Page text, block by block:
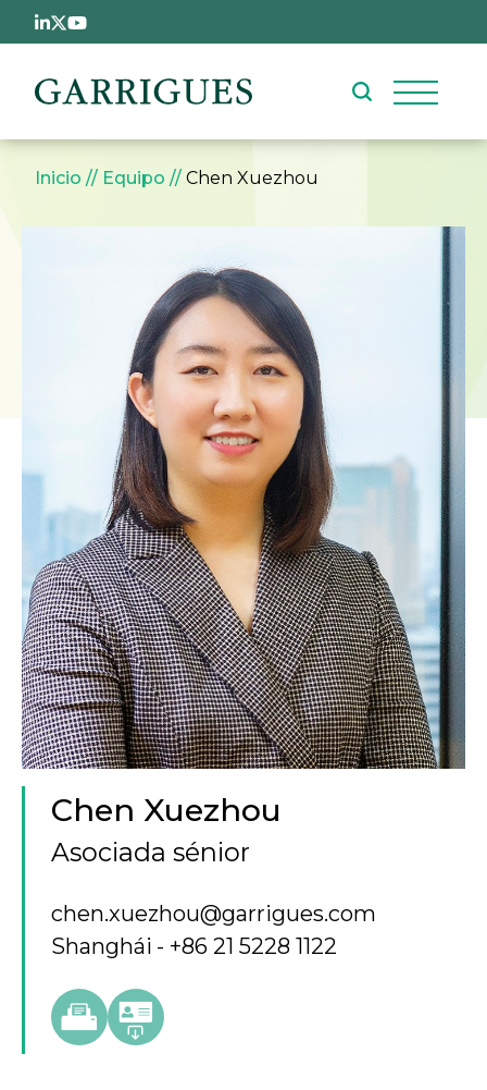
Pasar al contenido principal
Sobrescribir enlaces de
Inicio Equipo Chen Xuezhou
Chen Xuezhou
Asociada sénior
chen.xuezhou@garrigues.com
Shanghái
+86 21 5228 1122